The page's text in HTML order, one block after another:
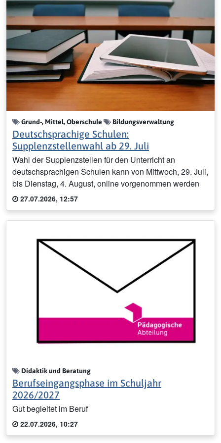
Grund-, Mittel, Oberschule Bildungsverwaltung
Deutschsprachige Schulen:
Supplenzstellenwahl ab 29. Juli
Wahl der Supplenzstellen für den Unterricht an
deutschsprachigen Schulen kann von Mittwoch, 29. Juli,
bis Dienstag, 4. August, online vorgenommen werden
27.07.2026, 12:57
Didaktik und Beratung
Berufseingangsphase im Schuljahr
2026/2027
Gut begleitet im Beruf
22.07.2026, 10:27